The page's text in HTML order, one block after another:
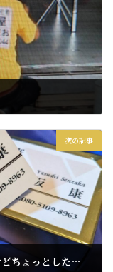
次の記事
【名刺職人歴35年】シンプルな名刺だけどちょっとしたアクセントで貴方が出来る人だと思われる3つのアドバイス